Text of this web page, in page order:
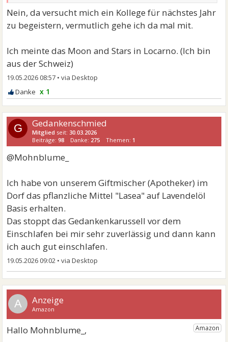
Nein, da versucht mich ein Kollege für nächstes Jahr
zu begeistern, vermutlich gehe ich da mal mit.
Ich meinte das Moon and Stars in Locarno. (Ich bin
aus der Schweiz)
19.05.2026 08:57 •
x 1
G Gedankenschmied
Mitglied seit: 30.03.2026
Beiträge:98 Danke: 275 Themen: 1
@Mohnblume_
Ich habe von unserem Giftmischer (Apotheker) im
Dorf das pflanzliche Mittel "Lasea" auf Lavendelöl
Basis erhalten.
Das stoppt das Gedankenkarussell vor dem
Einschlafen bei mir sehr zuverlässig und dann kann
ich auch gut einschlafen.
19.05.2026 09:02 •
A